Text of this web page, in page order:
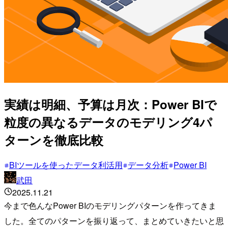
実績は明細、予算は月次：Power BIで
粒度の異なるデータのモデリング4パ
ターンを徹底比較
BIツールを使ったデータ利活用 データ分析 Power BI
武田
2025.11.21
今まで色んなPower BIのモデリングパターンを作ってきま
した。全てのパターンを振り返って、まとめていきたいと思